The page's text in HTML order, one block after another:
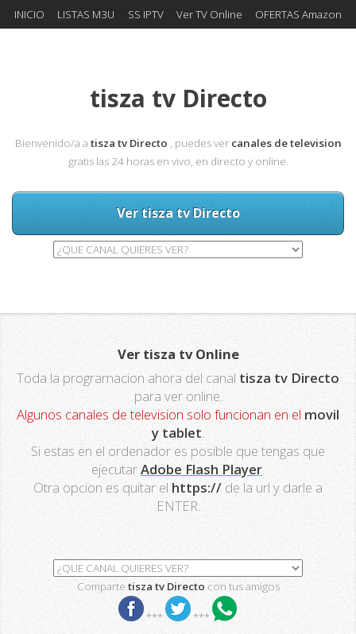
INICIO LISTAS M3U SS IPTV Ver TV Online OFERTAS Amazon
tisza tv Directo
Bienvenido/a a tisza tv Directo , puedes ver canales de television
gratis las 24 horas en vivo, en directo y online.
Ver tisza tv Directo
Ver tisza tv Online
Toda la programacion ahora del canal tisza tv Directo
para ver online.
Algunos canales de television solo funcionan en el movil
y tablet.
Si estas en el ordenador es posible que tengas que
ejecutarAdobe Flash Player.
Otra opcion es quitar el https:// de la url y darle a
ENTER.
Comparte tisza tv Directo con tus amigos
*** ***